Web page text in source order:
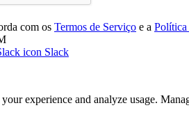
com os Termos de Serviço e a Política
Slack
experience and analyze usage.